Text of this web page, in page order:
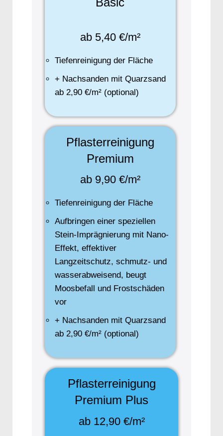
ab 5,40 €/m²
Tiefenreinigung der Fläche
+ Nachsanden mit Quarzsand
ab 2,90 €/m² (optional)
Pflasterreinigung
Premium
ab 9,90 €/m²
Tiefenreinigung der Fläche
Aufbringen einer speziellen
Stein-Imprägnierung mit Nano-
Effekt, effektiver
Langzeitschutz, schmutz- und
wasserabweisend, beugt
Moosbefall und Frostschäden
vor
+ Nachsanden mit Quarzsand
ab 2,90 €/m² (optional)
Pflasterreinigung
Premium Plus
ab 12,90 €/m²